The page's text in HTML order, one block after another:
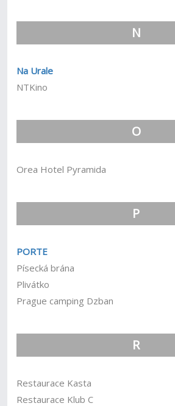
N
Na Urale
NTKino
O
Orea Hotel Pyramida
P
PORTE
Písecká brána
Plivátko
Prague camping Dzban
R
Restaurace Kasta
Restaurace Klub C